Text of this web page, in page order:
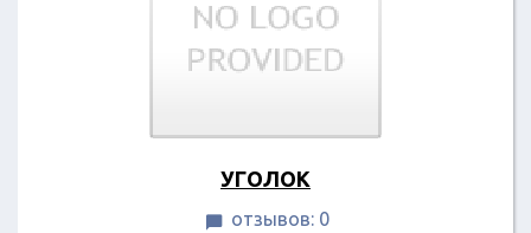
УГОЛОК
 отзывов: 0